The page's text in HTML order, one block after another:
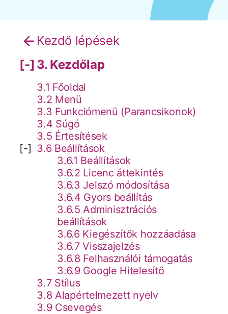
Árak és vásárlás
Regisztráció
Támogatás
Kezdő lépések
3. Kezdőlap
3.1 Főoldal
3.2 Menü
3.3 Funkciómenü (Parancsikonok)
3.4 Súgó
3.5 Értesítések
3.6 Beállítások
3.6.1 Beállítások
3.6.2 Licenc áttekintés
3.6.3 Jelszó módosítása
3.6.4 Gyors beállítás
3.6.5 Adminisztrációs
beállítások
3.6.6 Kiegészítők hozzáadása
3.6.7 Visszajelzés
3.6.8 Felhasználói támogatás
3.6.9 Google Hitelesítő
3.7 Stílus
3.8 Alapértelmezett nyelv
3.9 Csevegés